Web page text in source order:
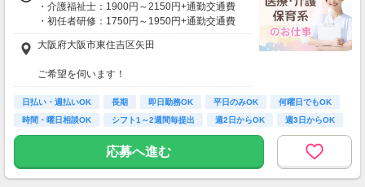
・介護福祉士：1900円～2150円+通勤交通費
・初任者研修：1750円～1950円+通勤交通費
・無資格：1400円～+通勤交通費
*＊嬉しい日払いOK*
あなたの努力はきちんと評価します！
がんばりをお給料でしっかり還元＊
大阪府大阪市東住吉区矢田
ご希望を伺います！
※受動喫煙対策有（屋内禁煙）
車・バイク・自転車での通勤もOK
※規定があるので、ご希望の方はご相談くださ
日払い・週払いOK 長期 即日勤務OK 平日のみOK
何曜日でもOK
時間・曜日相談OK
シフト1～2週間毎提出 週2日からOK 週3日からOK
応募へ進む